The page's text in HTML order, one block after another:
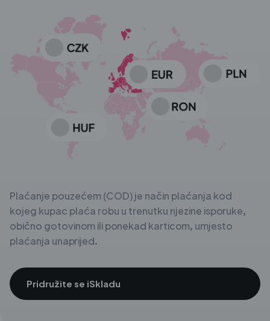
Plaćanje pouzećem (COD) je način plaćanja kod
kojeg kupac plaća robu u trenutku njezine isporuke,
obično gotovinom ili ponekad karticom, umjesto
plaćanja unaprijed.
Pridružite se iSkladu